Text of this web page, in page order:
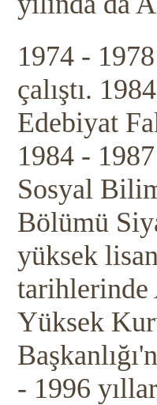
1974 -
çalıştı.
Edebiyat
1984 -
Sosyal
Bölümü
yüksek
Yüksek
- 1996